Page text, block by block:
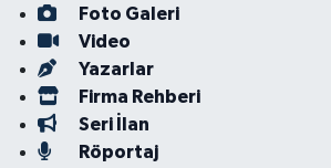
Foto Galeri
Video
Yazarlar
Firma Rehberi
Seri İlan
Röportaj